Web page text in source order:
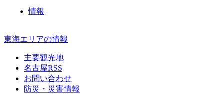
情報
東海エリアの情報
主要観光地
名古屋RSS
お問い合わせ
防災・災害情報